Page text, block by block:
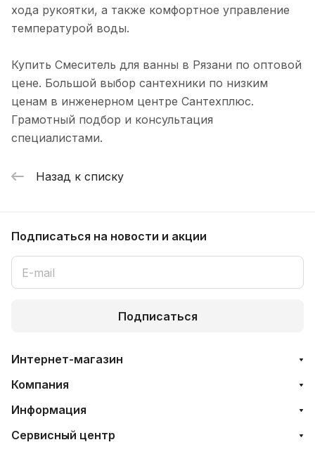
хода рукоятки, а также комфортное управление
температурой воды.
Купить Смеситель для ванны в Рязани по оптовой
цене. Большой выбор сантехники по низким
ценам в инженерном центре Сантехплюс.
Грамотный подбор и консультация
специалистами.
Назад к списку
Подписаться на новости и акции
Подписаться
Интернет-магазин
Компания
Информация
Сервисный центр